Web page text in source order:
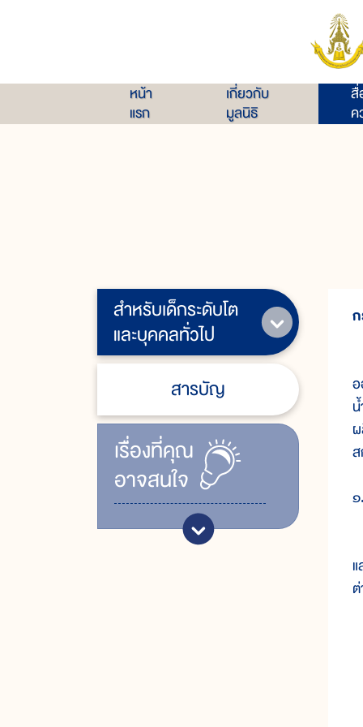
หน้า
แรก
เกี่ยวกับ
มูลนิธิ
สื่
ค
สำหรับเด็กระดับโต
และบุคคลทั่วไป
สารบัญ
เรื่ิองที่คุณ
อาจสนใจ